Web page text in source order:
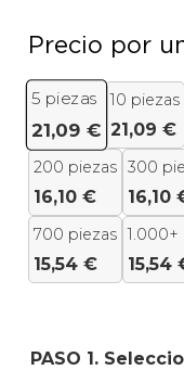
Precio por
5 piezas
21,09 €
10 piezas
21,09 €
200 piezas
16,10 €
300
16,10
700 piezas
15,54 €
1.000+
15,54
PASO 1.